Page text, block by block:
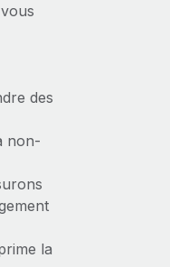
des
non-
la